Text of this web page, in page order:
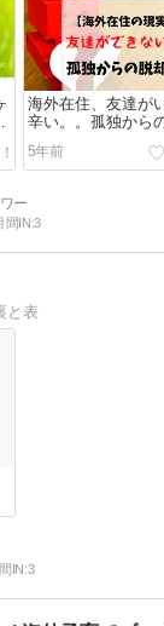
海外在住、友達が
辛い。。孤独から
法。
5年前
間IN:3
と表
IN:3